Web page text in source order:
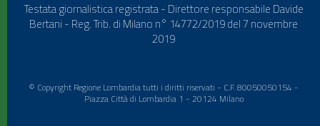
Testata giornalistica registrata - Direttore responsabile Davide
Bertani - Reg. Trib. di Milano n° 14772/2019 del 7 novembre
2019
© Copyright Regione Lombardia tutti i diritti riservati - C.F. 80050050154 -
Piazza Città di Lombardia 1 - 20124 Milano